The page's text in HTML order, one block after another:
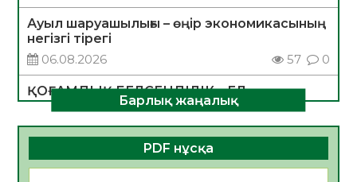
Ауыл шаруашылығы – өңір экономикасының
негізгі тірегі
06.08.2026
57 0
ҚОҒАМДЫҚ БЕЛСЕНДІЛІК – ЕЛ
ДАМУЫНЫҢ НЕГІЗІ
06.08.2026
55 0
ҚҰРЫЛТАЙ САЙЛАУЫ – БОЛАШАҚҚА
БАСТАР ЖАУАПТЫ ТАҢДАУ
Барлық жаңалық
PDF нұсқа